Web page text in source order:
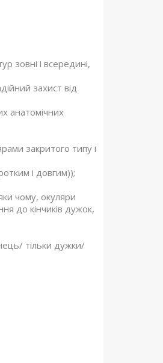
зовні і всередині,
захист від
анатомічних
закритого типу і
і довгим));
чому, окуляри
до кінчиків дужок,
тільки дужки/